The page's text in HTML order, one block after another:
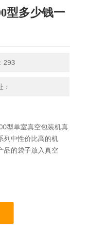
型多少钱一
293
型单室真空包装机​真
列中性价比高的机
品的袋子放入真空